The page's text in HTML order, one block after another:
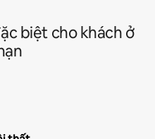
biệt cho khách ở